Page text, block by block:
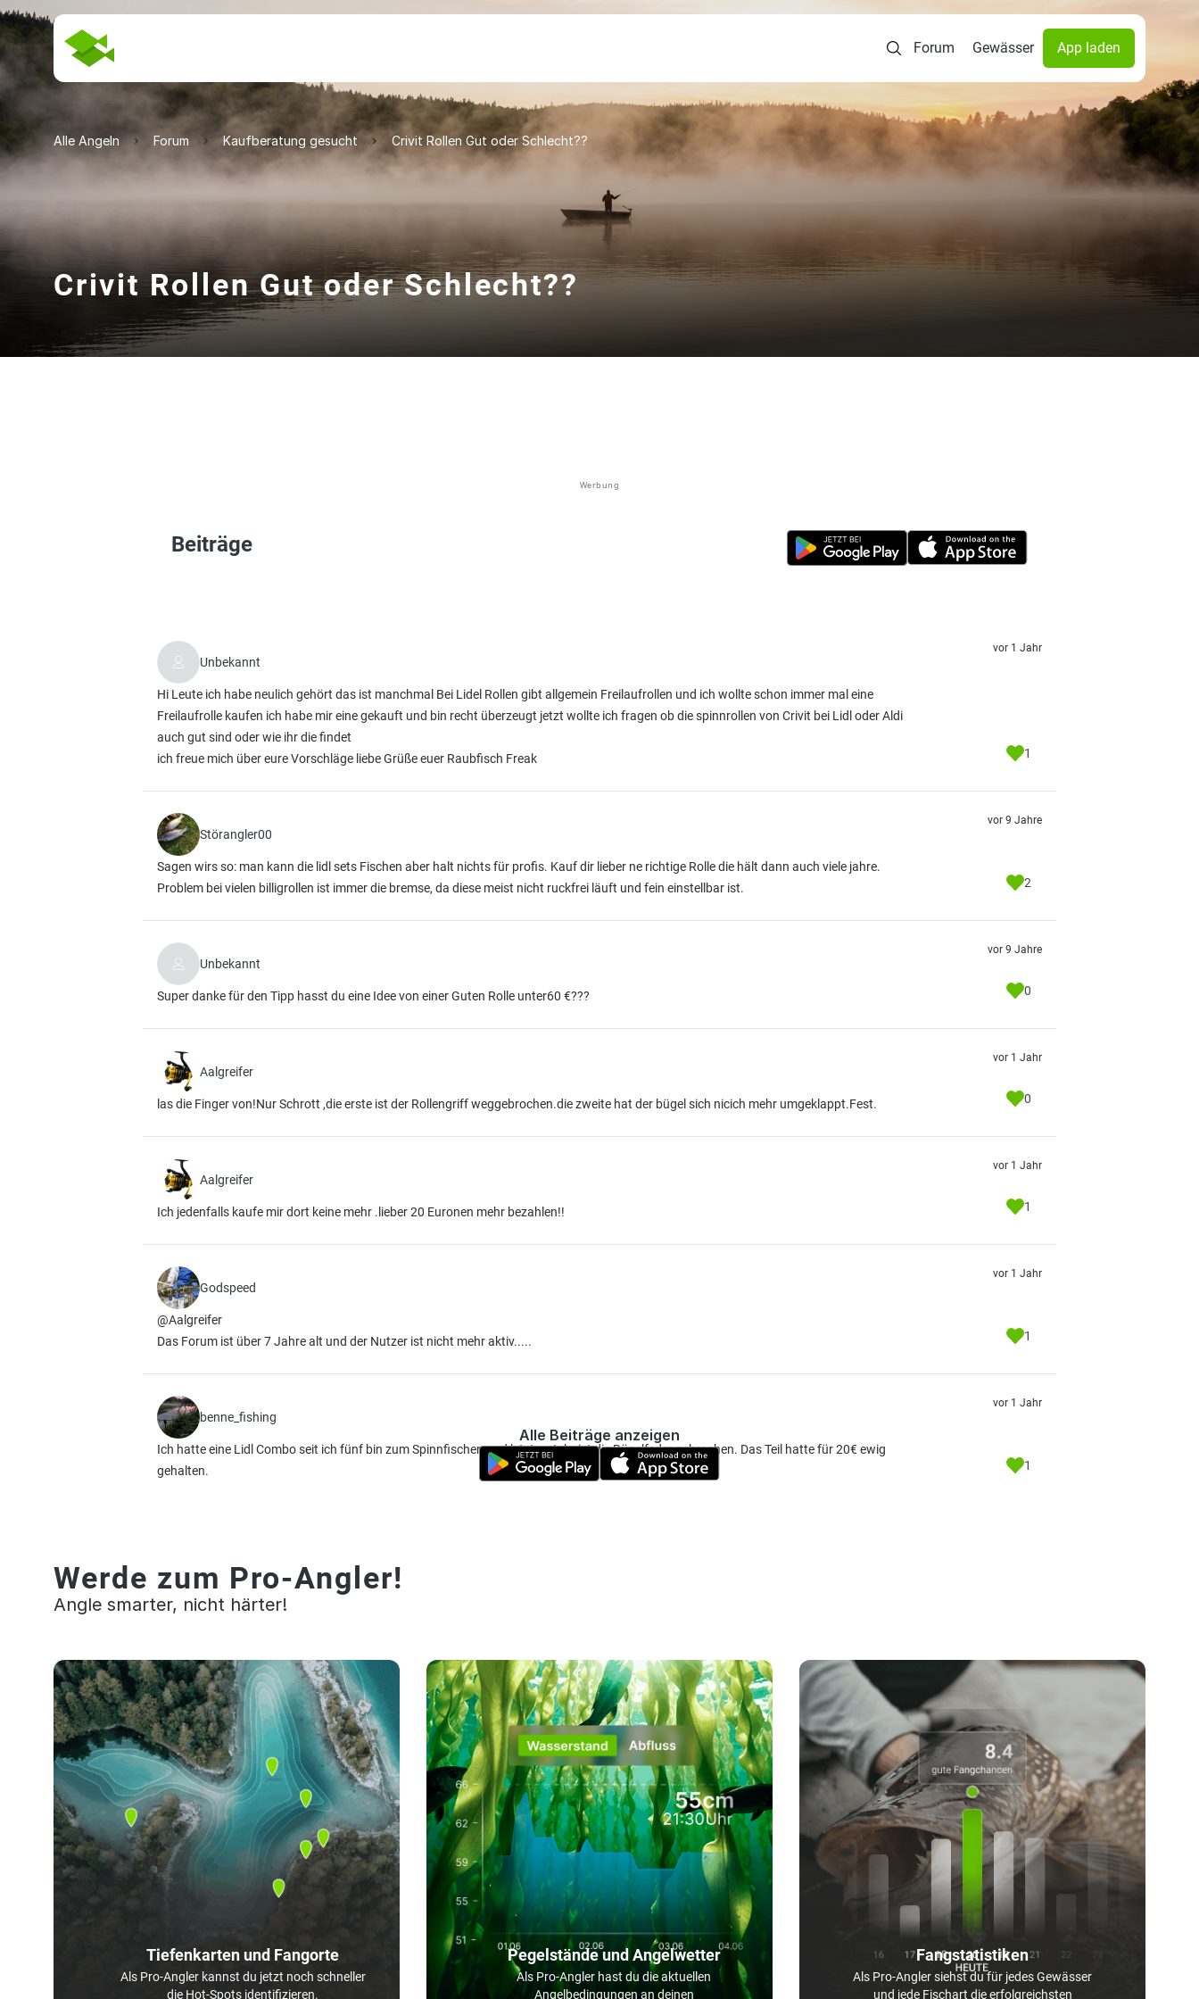
Forum Gewässer App laden
Alle Angeln Forum Kaufberatung gesucht Crivit Rollen Gut oder Schlecht??
Crivit Rollen Gut oder Schlecht??
Werbung
Beiträge
Unbekannt
Hi Leute ich habe neulich gehört das ist manchmal Bei Lidel Rollen gibt allgemein Freilaufrollen und ich wollte schon immer mal eine
Freilaufrolle kaufen ich habe mir eine gekauft und bin recht überzeugt jetzt wollte ich fragen ob die spinnrollen von Crivit bei Lidl oder Aldi
auch gut sind oder wie ihr die findet
ich freue mich über eure Vorschläge liebe Grüße euer Raubfisch Freak
vor 1 Jahr
1
Störangler00
Sagen wirs so: man kann die lidl sets Fischen aber halt nichts für profis. Kauf dir lieber ne richtige Rolle die hält dann auch viele jahre.
Problem bei vielen billigrollen ist immer die bremse, da diese meist nicht ruckfrei läuft und fein einstellbar ist.
vor 9 Jahre
2
Unbekannt
Super danke für den Tipp hasst du eine Idee von einer Guten Rolle unter60 €???
vor 9 Jahre
0
Aalgreifer
las die Finger von!Nur Schrott ,die erste ist der Rollengriff weggebrochen.die zweite hat der bügel sich nicich mehr umgeklappt.Fest.
vor 1 Jahr
0
Aalgreifer
Ich jedenfalls kaufe mir dort keine mehr .lieber 20 Euronen mehr bezahlen!!
vor 1 Jahr
1
Godspeed
@Aalgreifer
Das Forum ist über 7 Jahre alt und der Nutzer ist nicht mehr aktiv.....
vor 1 Jahr
1
benne_fishing
Ich hatte eine Lidl Combo seit ich fünf bin zum Spinnfischen und letztes Jahr ist die Bügelfeder gebrochen. Das Teil hatte für 20€ ewig
gehalten.
vor 1 Jahr
1
Alle Beiträge anzeigen
Werde zum Pro-Angler!
Angle smarter, nicht härter!
Tiefenkarten und Fangorte
Als Pro-Angler kannst du jetzt noch schneller
die Hot-Spots identifizieren.
Pegelstände und Angelwetter
Als Pro-Angler hast du die aktuellen
Angelbedingungen an deinen
Fangstatistiken
Als Pro-Angler siehst du für jedes Gewässer
und jede Fischart die erfolgreichsten